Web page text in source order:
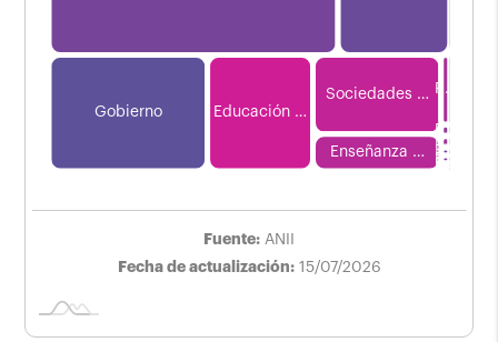
Gobierno Educación …
Sociedades …
Enseñanza …
R…
E…
E…
E…
E…
E…
E…
Fuente: ANII
Fecha de actualización: 15/07/2026